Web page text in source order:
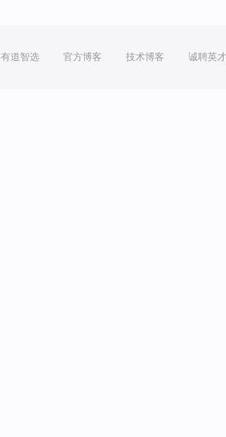
有道智选 官方博客 技术博客 诚聘英才